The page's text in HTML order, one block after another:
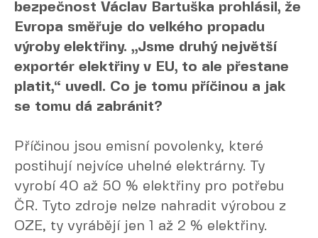
bezpečnost Václav Bartuška prohlásil, že
Evropa směřuje do velkého propadu
výroby elektřiny. „Jsme druhý největší
exportér elektřiny v EU, to ale přestane
platit,“ uvedl. Co je tomu příčinou a jak
se tomu dá zabránit?
Příčinou jsou emisní povolenky, které
postihují nejvíce uhelné elektrárny. Ty
vyrobí 40 až 50 % elektřiny pro potřebu
ČR. Tyto zdroje nelze nahradit výrobou z
OZE, ty vyrábějí jen 1 až 2 % elektřiny.